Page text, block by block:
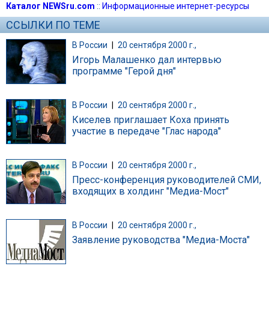
Каталог NEWSru.com :: Информационные интернет-ресурсы
ССЫЛКИ ПО ТЕМЕ
В России | 20 сентября 2000 г.,
Игорь Малашенко дал интервью
программе "Герой дня"
В России 20 сентября 2000 г.,
Киселев приглашает Коха принять
участие в передаче "Глас народа"
В России 20 сентября 2000 г.,
Пресс-конференция руководителей СМИ,
входящих в холдинг "Медиа-Мост"
В России 20 сентября 2000 г.,
Заявление руководства "Медиа-Моста"